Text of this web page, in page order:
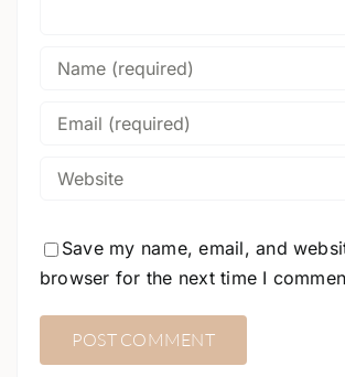
Save my name, email, and
browser for the next time I